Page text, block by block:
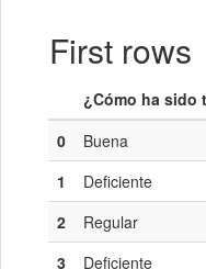
First rows
¿Cómo ha sido
0
Buena
1
Deficiente
2
Regular
3
Deficiente